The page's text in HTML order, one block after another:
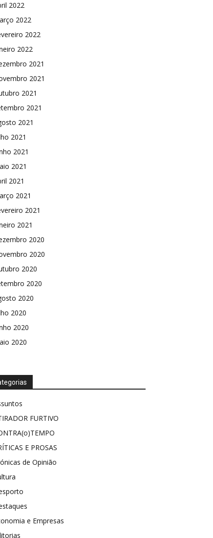
2022
2022
2022
2022
2021
2021
2021
2021
2021
2021
2021
2021
2021
2021
2021
2021
2020
2020
2020
2020
2020
2020
2020
2020
FURTIVO
E PROSAS
de Opinião
e Empresas